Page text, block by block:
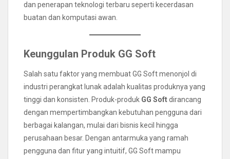
dan penerapan teknologi terbaru seperti kecerdasan
buatan dan komputasi awan.
Keunggulan Produk GG Soft
Salah satu faktor yang membuat GG Soft menonjol di
industri perangkat lunak adalah kualitas produknya yang
tinggi dan konsisten. Produk-produk GG Softdirancang
dengan mempertimbangkan kebutuhan pengguna dari
berbagai kalangan, mulai dari bisnis kecil hingga
perusahaan besar. Dengan antarmuka yang ramah
pengguna dan fitur yang intuitif, GG Soft mampu